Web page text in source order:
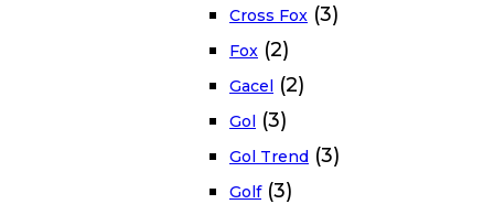
Cross Fox (3)
Fox (2)
Gacel (2)
Gol (3)
Gol Trend (3)
Golf (3)